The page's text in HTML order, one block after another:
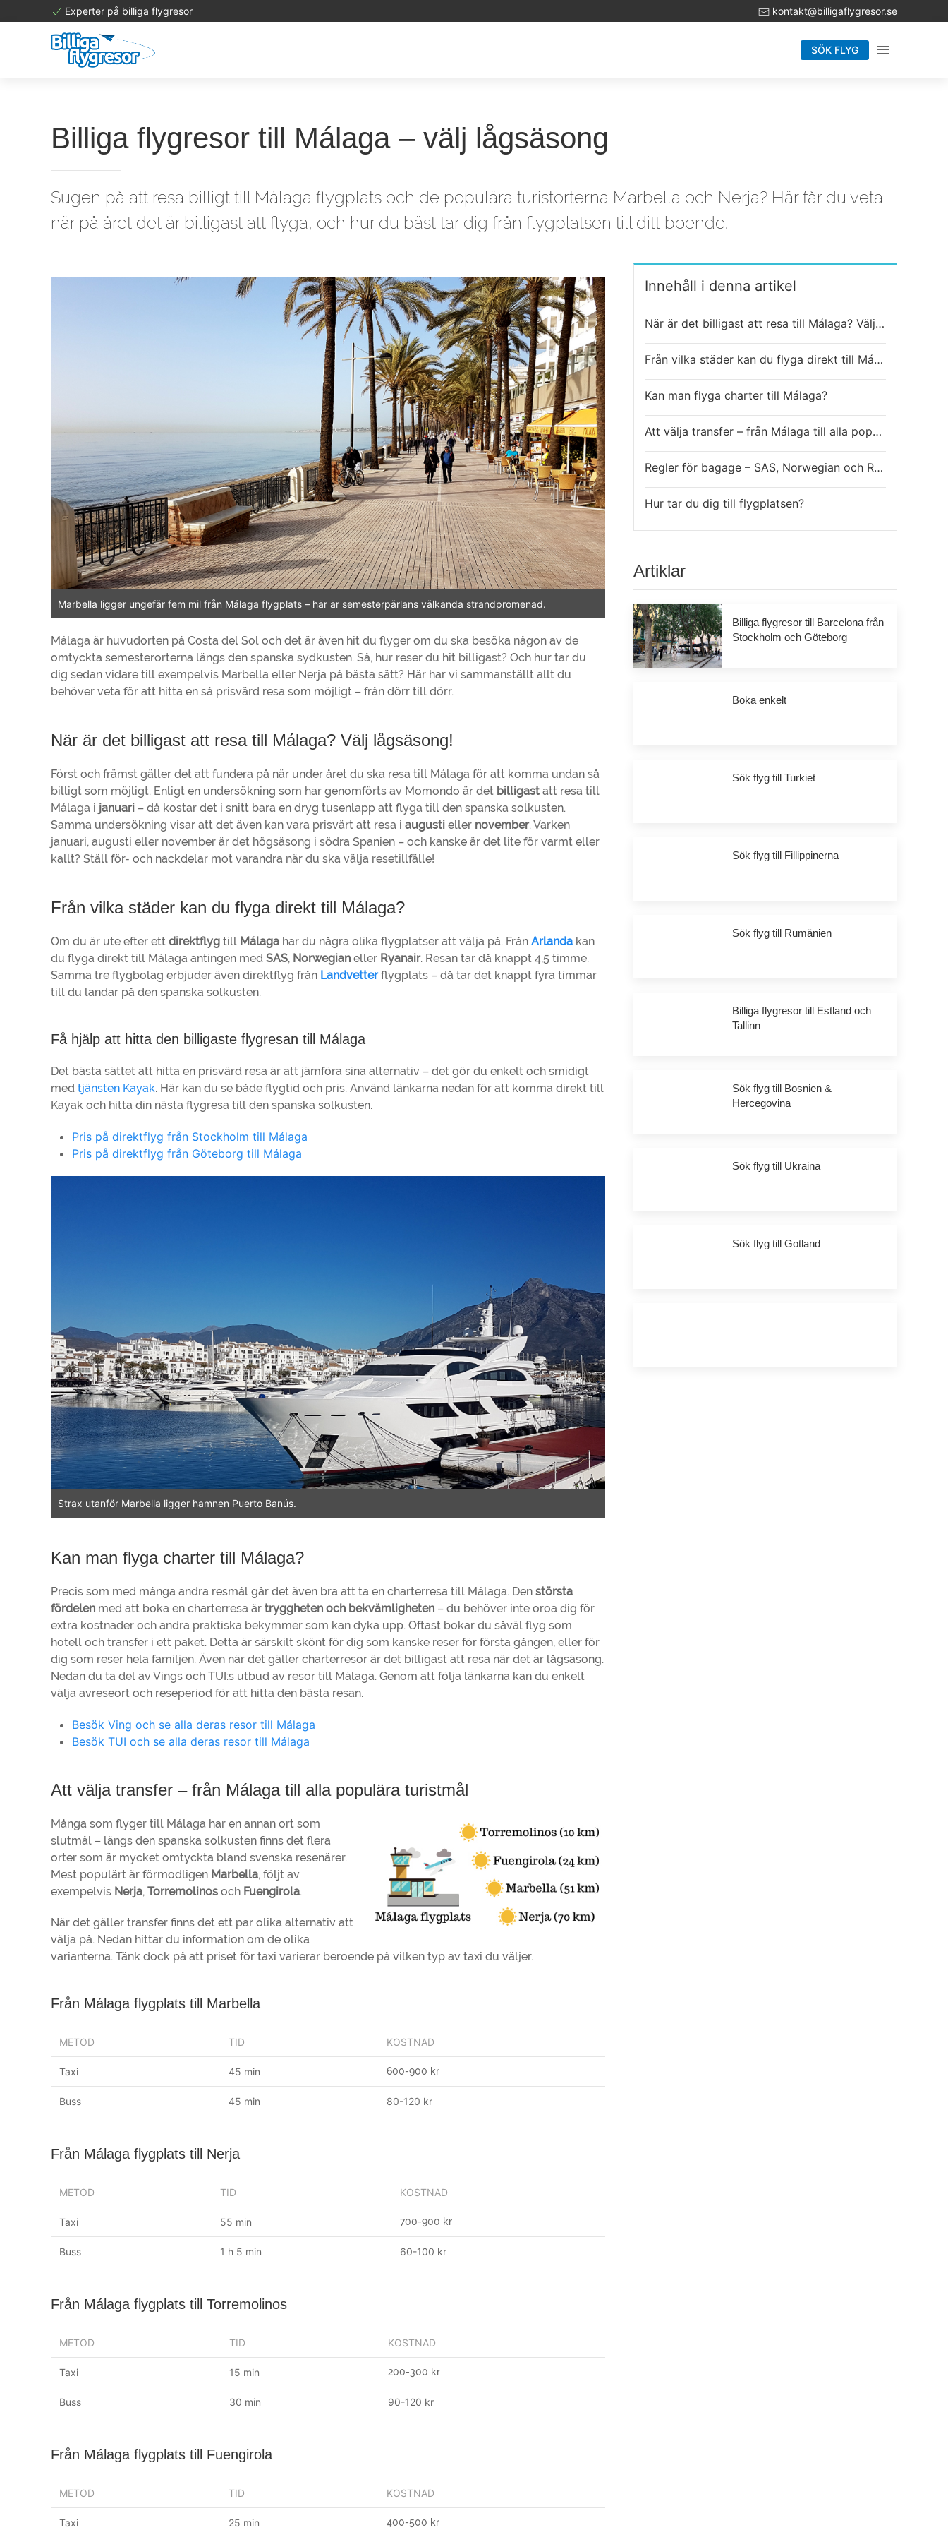
Experter på billiga flygresor kontakt@billigaflygresor.se
SÖK FLYG
Billiga flygresor till Málaga – välj lågsäsong
Sugen på att resa billigt till Málaga flygplats och de populära turistorterna Marbella och Nerja? Här får du veta
när på året det är billigast att flyga, och hur du bäst tar dig från flygplatsen till ditt boende.
Marbella ligger ungefär fem mil från Málaga flygplats – här är semesterpärlans välkända strandpromenad.
Málaga är huvudorten på Costa del Sol och det är även hit du flyger om du ska besöka någon av de
omtyckta semesterorterna längs den spanska sydkusten. Så, hur reser du hit billigast? Och hur tar du
dig sedan vidare till exempelvis Marbella eller Nerja på bästa sätt? Här har vi sammanställt allt du
behöver veta för att hitta en så prisvärd resa som möjligt – från dörr till dörr.
När är det billigast att resa till Málaga? Välj lågsäsong!
Först och främst gäller det att fundera på när under året du ska resa till Málaga för att komma undan så
billigt som möjligt. Enligt en undersökning som har genomförts av Momondo är det billigast att resa till
Málaga i januari – då kostar det i snitt bara en dryg tusenlapp att flyga till den spanska solkusten.
Samma undersökning visar att det även kan vara prisvärt att resa i augusti eller november. Varken
januari, augusti eller november är det högsäsong i södra Spanien – och kanske är det lite för varmt eller
kallt? Ställ för- och nackdelar mot varandra när du ska välja resetillfälle!
Från vilka städer kan du flyga direkt till Málaga?
Om du är ute efter ett direktflyg till Málaga har du några olika flygplatser att välja på. Från Arlanda kan
du flyga direkt till Málaga antingen med SAS, Norwegian eller Ryanair. Resan tar då knappt 4,5 timme.
Samma tre flygbolag erbjuder även direktflyg från Landvetterflygplats – då tar det knappt fyra timmar
till du landar på den spanska solkusten.
Få hjälp att hitta den billigaste flygresan till Málaga
Det bästa sättet att hitta en prisvärd resa är att jämföra sina alternativ – det gör du enkelt och smidigt
med tjänsten Kayak. Här kan du se både flygtid och pris. Använd länkarna nedan för att komma direkt till
Kayak och hitta din nästa flygresa till den spanska solkusten.
Pris på direktflyg från Stockholm till Málaga
Pris på direktflyg från Göteborg till Málaga
Strax utanför Marbella ligger hamnen Puerto Banús.
Kan man flyga charter till Málaga?
Precis som med många andra resmål går det även bra att ta en charterresa till Málaga. Den största
fördelen med att boka en charterresa är tryggheten och bekvämligheten – du behöver inte oroa dig för
extra kostnader och andra praktiska bekymmer som kan dyka upp. Oftast bokar du såväl flyg som
hotell och transfer i ett paket. Detta är särskilt skönt för dig som kanske reser för första gången, eller för
dig som reser hela familjen. Även när det gäller charterresor är det billigast att resa när det är lågsäsong.
Nedan du ta del av Vings och TUI:s utbud av resor till Málaga. Genom att följa länkarna kan du enkelt
välja avreseort och reseperiod för att hitta den bästa resan.
Besök Ving och se alla deras resor till Málaga
Besök TUI och se alla deras resor till Málaga
Att välja transfer – från Málaga till alla populära turistmål
Många som flyger till Málaga har en annan ort som
slutmål – längs den spanska solkusten finns det flera
orter som är mycket omtyckta bland svenska resenärer.
Mest populärt är förmodligen Marbella, följt av
exempelvis Nerja, Torremolinos och Fuengirola.
När det gäller transfer finns det ett par olika alternativ att
välja på. Nedan hittar du information om de olika
varianterna. Tänk dock på att priset för taxi varierar beroende på vilken typ av taxi du väljer.
Från Málaga flygplats till Marbella
METOD TID KOSTNAD
Taxi 45 min 600-900 kr
Buss 45 min 80-120 kr
Från Málaga flygplats till Nerja
METOD TID KOSTNAD
Taxi 55 min 700-900 kr
Buss 1 h 5 min 60-100 kr
Från Málaga flygplats till Torremolinos
METOD TID KOSTNAD
Taxi 15 min 200-300 kr
Buss 30 min 90-120 kr
Från Málaga flygplats till Fuengirola
METOD TID KOSTNAD
Taxi 25 min 400-500 kr
Innehåll i denna artikel
När är det billigast att resa till Málaga? Välj lågsäsong!
Från vilka städer kan du flyga direkt till Málaga?
Kan man flyga charter till Málaga?
Att välja transfer – från Málaga till alla populära turistmål
Regler för bagage – SAS, Norwegian och Ryanair
Hur tar du dig till flygplatsen?
Artiklar
Billiga flygresor till Barcelona från
Stockholm och Göteborg
Boka enkelt
Sök flyg till Turkiet
Sök flyg till Fillippinerna
Sök flyg till Rumänien
Billiga flygresor till Estland och
Tallinn
Sök flyg till Bosnien &
Hercegovina
Sök flyg till Ukraina
Sök flyg till Gotland